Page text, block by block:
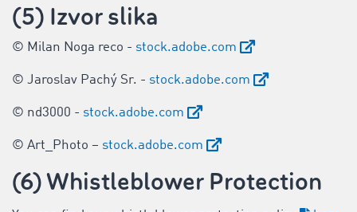
(5) Izvor slika
© Milan Noga reco - stock.adobe.com
© Jaroslav Pachý Sr. - stock.adobe.com
© nd3000 - stock.adobe.com
© Art_Photo – stock.adobe.com
(6) Whistleblower Protection